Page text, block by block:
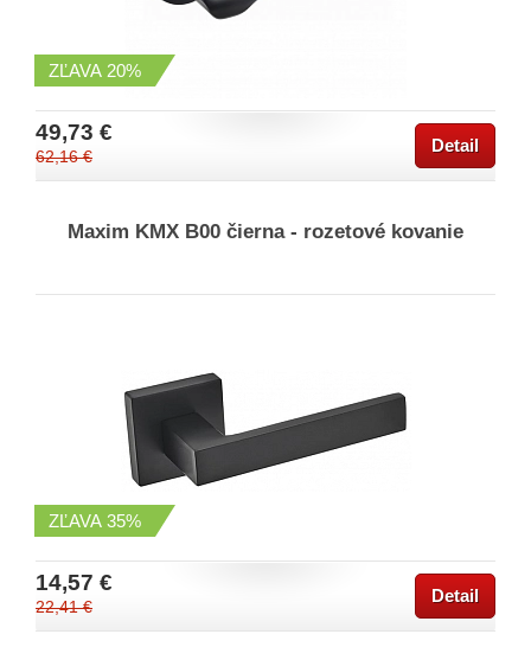
ZĽAVA 20%
49,73 €
62,16 €
Detail
Maxim KMX B00 čierna - rozetové kovanie
ZĽAVA 35%
14,57 €
22,41 €
Detail